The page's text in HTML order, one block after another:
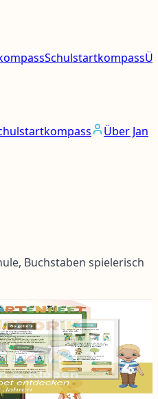
Schulstartkompass
Über Jan
Buchstaben spielerisch